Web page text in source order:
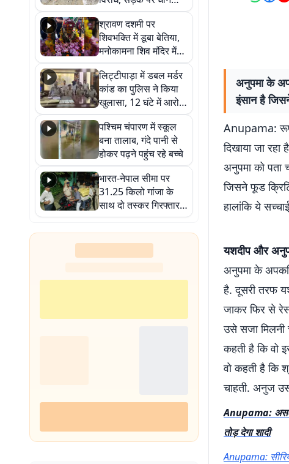
रोपकर और खाद डालकर
जताया आक्रोश
श्रावण दशमी पर
शिवभक्ति में डूबा बेतिया,
मनोकामना शिव मंदिर में
हुआ भव्य श्रृंगार
लिट्टीपाड़ा में डबल मर्डर
कांड का पुलिस ने किया
खुलासा, 12 घंटे में आरोपी
गिरफ्तार
पश्चिम चंपारण में स्कूल
बना तालाब, गंदे पानी से
होकर पढ़ने पहुंच रहे बच्चे
भारत-नेपाल सीमा पर
31.25 किलो गांजा के
साथ दो तस्कर गिरफ्तार,
नेपाली नंबर की बाइक
जब्त
अनुपमा के
इंसान है
Anupama:
दिखाया जा
अनुपमा को पता
जिसने फूड
हालांकि ये
यशदीप और
अनुपमा के
है. दूसरी तरफ
जाकर फिर से
उसे सजा
कहती है कि वो
वो कहती है कि
चाहती. अनुज
Anupama:
तोड़ देगा शादी
Anupama: